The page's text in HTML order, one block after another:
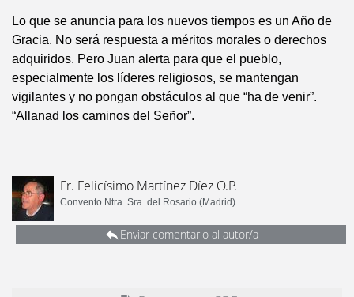
Lo que se anuncia para los nuevos tiempos es un Año de
Gracia. No será respuesta a méritos morales o derechos
adquiridos. Pero Juan alerta para que el pueblo,
especialmente los líderes religiosos, se mantengan
vigilantes y no pongan obstáculos al que “ha de venir”.
“Allanad los caminos del Señor”.
Fr. Felicísimo Martínez Díez O.P.
Convento Ntra. Sra. del Rosario (Madrid)
Enviar comentario al autor/a